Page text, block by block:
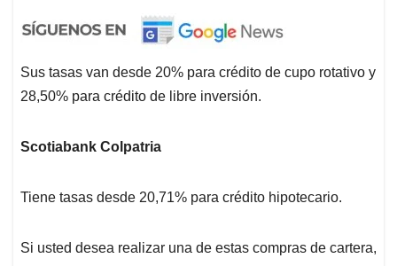
Sus tasas van desde 20% para crédito de cupo rotativo y
28,50% para crédito de libre inversión.
Scotiabank Colpatria
Tiene tasas desde 20,71% para crédito hipotecario.
Si usted desea realizar una de estas compras de cartera,